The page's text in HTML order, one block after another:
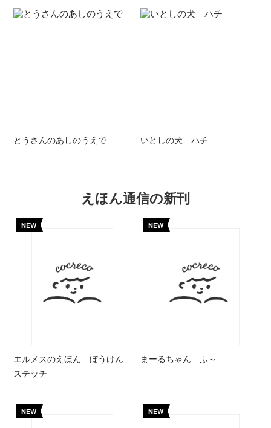
とうさんのあしのうえで いとしの犬 ハチ
えほん通信の新刊
NEW
エルメスのえほん ぼうけん
ステッチ
NEW
まーるちゃん ふ～
NEW NEW